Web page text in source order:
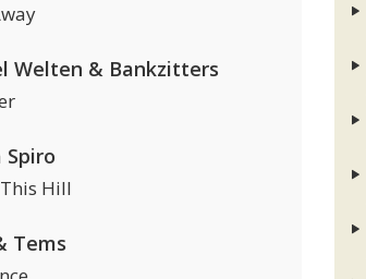
Welten & Bankzitters
Spiro
Hill
Tems